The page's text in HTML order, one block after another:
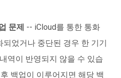
문제 -- iCloud를 통한 통화
었거나 중단된 경우 한 기기
역이 반영되지 않을 수 있습
백업이 이루어지면 해당 백